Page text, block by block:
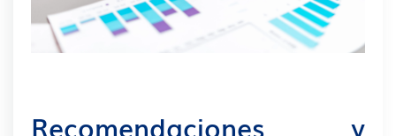
Recomendaciones y